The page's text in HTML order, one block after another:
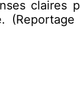
claires